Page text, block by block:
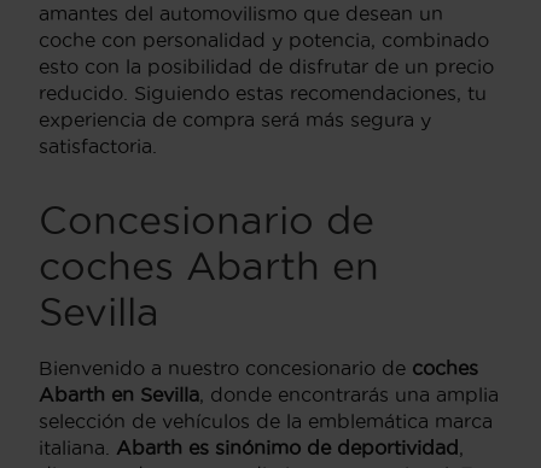
amantes del automovilismo que desean un
coche con personalidad y potencia, combinado
esto con la posibilidad de disfrutar de un precio
reducido. Siguiendo estas recomendaciones, tu
experiencia de compra será más segura y
satisfactoria.
Concesionario de
coches Abarth en
Sevilla
Bienvenido a nuestro concesionario de coches
Abarth en Sevilla, donde encontrarás una amplia
selección de vehículos de la emblemática marca
italiana. Abarth es sinónimo de deportividad ,